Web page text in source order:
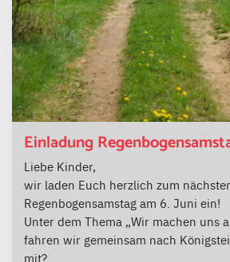
Einladung
Liebe Kinder,
wir laden Euch herzlich zum
Regenbogensamstag am 6. Juni ein!
Unter dem Thema „Wir machen uns
fahren wir gemeinsam nach
mit?